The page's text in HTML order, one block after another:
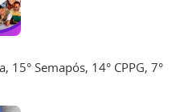
15° Semapós, 14° CPPG, 7°